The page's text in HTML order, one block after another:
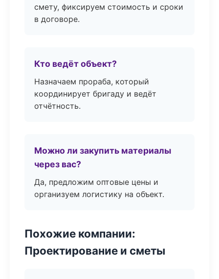
смету, фиксируем стоимость и сроки
в договоре.
Кто ведёт объект?
Назначаем прораба, который
координирует бригаду и ведёт
отчётность.
Можно ли закупить материалы
через вас?
Да, предложим оптовые цены и
организуем логистику на объект.
Похожие компании:
Проектирование и сметы